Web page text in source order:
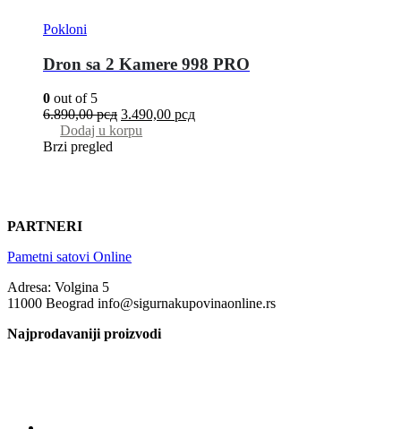
Pokloni
Dron sa 2 Kamere 998 PRO
0 out of 5
6.890,00рсд 3.490,00 рсд
Dodaj u korpu
Brzi pregled
PARTNERI
Pametni satovi Online
Adresa: Volgina 5
11000 Beograd info@sigurnakupovinaonline.rs
Najprodavaniji proizvodi